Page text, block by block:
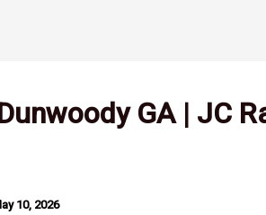
GA | JC
10, 2026